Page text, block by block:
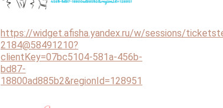
https://widget.afisha.yandex.ru/w/sessions/
2184@58491210?
clientKey=07bc5104-581a-456b-
bd87-
18800ad885b2&regionId=128951